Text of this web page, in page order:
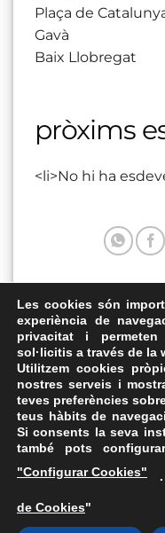
Plaça de
Gavà
Baix Llobregat
pròxims
<li>No hi ha
Aquesta entrada va
elEnllaç permanent.
Carrers de Sabadell
Carrer de la Marina,
Les cookies són
experiència de
privacitat i
sol·licitis a través de la
Utilitzem cookies
nostres serveis i
teves preferències
teus hàbits de
Si consents la seva
també pots
"Configurar Cookies"
de Cookies"